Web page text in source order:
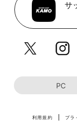
サ
PC
利用規約 プラ